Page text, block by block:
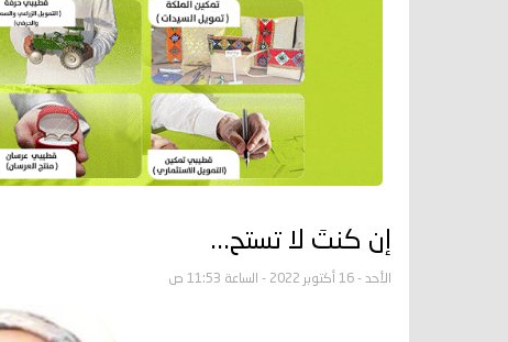
إن كنتَ لا تستح...
الأحد - 16 أكتوبر 2022 - الساعة 11:53 ص